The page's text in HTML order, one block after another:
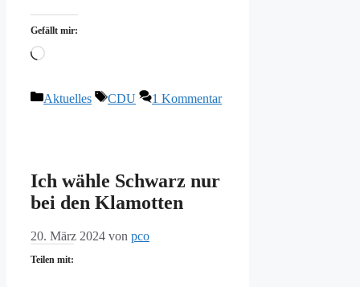
Gefällt mir:
Wird
Kategorien
Aktuelles Schlagwörter
CDU 1 Kommentar
Ich wähle Schwarz nur
bei den Klamotten
20. März 2024 von pco
Teilen mit: